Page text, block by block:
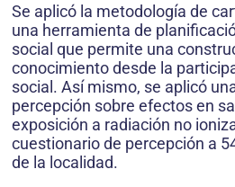
Se aplicó la metodología de
una herramienta de
social que permite una
conocimiento desde la
social. Así mismo, se aplicó
percepción sobre efectos en
exposición a radiación no
cuestionario de percepción a
de la localidad.